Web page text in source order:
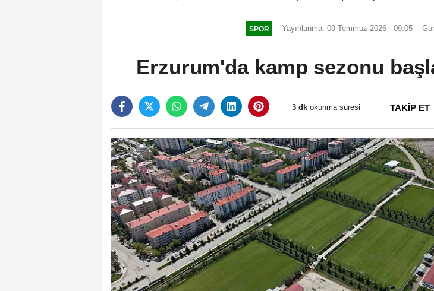
SPOR Yayınlanma: 09 Temmuz 2026 - 09:05
Erzurum'da kamp sezonu
3 dk okunma süresi TAKİP ET